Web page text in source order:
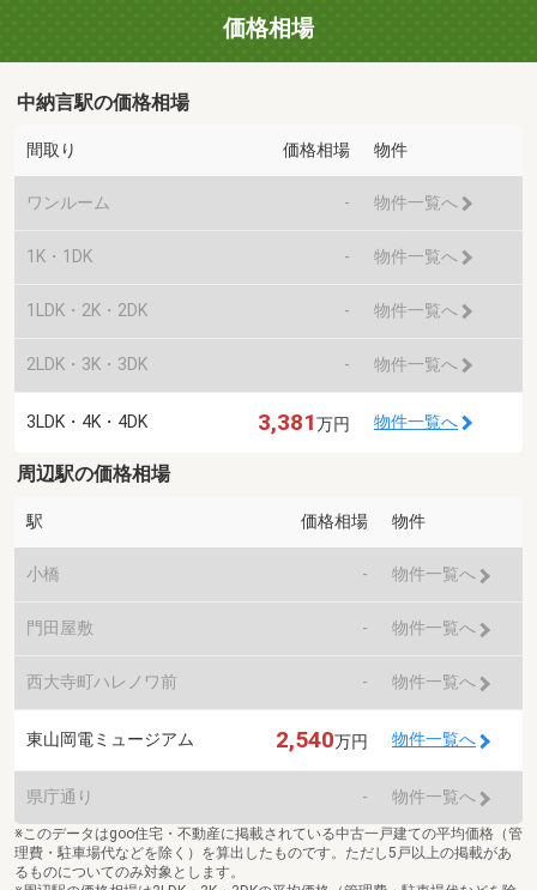
価格相場
中納言駅の価格相場
間取り 価格相場 物件
ワンルーム - 物件一覧へ
1K・1DK - 物件一覧へ
1LDK・2K・2DK - 物件一覧へ
2LDK・3K・3DK - 物件一覧へ
3LDK・4K・4DK 3,381万円 物件一覧へ
周辺駅の価格相場
駅 価格相場 物件
小橋 - 物件一覧へ
門田屋敷 - 物件一覧へ
西大寺町ハレノワ前 - 物件一覧へ
東山岡電ミュージアム 2,540万円 物件一覧へ
県庁通り - 物件一覧へ
※このデータはgoo住宅・不動産に掲載されている中古一戸建ての平均価格（管
理費・駐車場代などを除く）を算出したものです。ただし5戸以上の掲載があ
るものについてのみ対象とします。